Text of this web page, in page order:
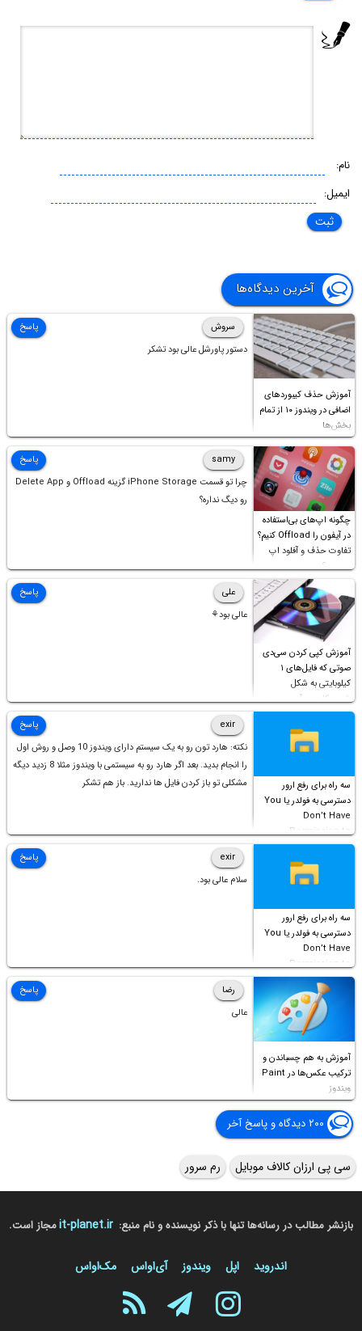
نام:
ایمیل:
آخرین دیدگاه‌ها
آموزش حذف کیبوردهای
اضافی در ویندوز ۱۰ از تمام
بخش‌ها
سروش
دستور پاورشل عالی بود تشکر
پاسخ
چگونه اپ‌های بی‌استفاده
در آیفون را Offload کنیم؟
تفاوت حذف و آفلود اپ
چیست؟
samy
چرا تو قسمت iPhone Storage گزینه Offload و Delete App
رو دیگ نداره؟
پاسخ
آموزش کپی کردن سی‌دی
صوتی که فایل‌های ۱
کیلوبایتی به شکل
شورت‌کات در آن موجود
است!
علی
عالی بود⚘
پاسخ
سه راه برای رفع ارور
دسترسی به فولدر یا You
Don’t Have
Permission to
Access this folder
exir
نکته: هارد تون رو به یک سیستم دارای ویندوز 10 وصل و روش اول
را انجام بدید. بعد اگر هارد رو به سیستمی با ویندوز مثلا 8 زدید دیگه
مشکلی تو باز کردن فایل ها ندارید. باز هم تشکر
پاسخ
سه راه برای رفع ارور
دسترسی به فولدر یا You
Don’t Have
Permission to
Access this folder
exir
سلام عالی بود.
پاسخ
آموزش به هم چسباندن و
ترکیب عکس‌ها در Paint
ویندوز
رضا
عالی
پاسخ
۲۰۰ دیدگاه و پاسخ آخر
سی پی ارزان کالاف موبایل رم سرور
بازنشر مطالب در رسانه‌ها تنها با ذکر نویسنده و نام منبع: it-planet.irمجاز است.
اندروید اپل ویندوز آی‌او‌اس مک‌او‌اس